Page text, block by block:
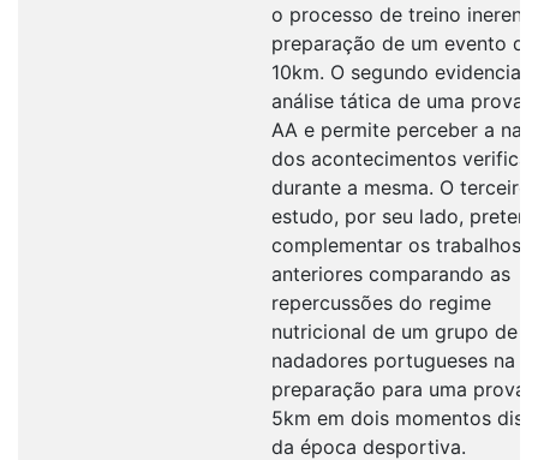
o processo de treino
preparação de um evento de
10km. O segundo evidencia a
análise tática de uma prova
AA e permite perceber a
dos acontecimentos
durante a mesma. O terceiro
estudo, por seu lado,
complementar os trabalhos
anteriores comparando as
repercussões do regime
nutricional de um grupo de
nadadores portugueses na
preparação para uma prova
5km em dois momentos
da época desportiva.